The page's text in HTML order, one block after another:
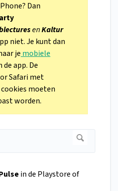
Dan
enKaltur
niet. Je kunt dan
je mobiele
de app. De
Safari met
moeten
worden.
in de Playstore of